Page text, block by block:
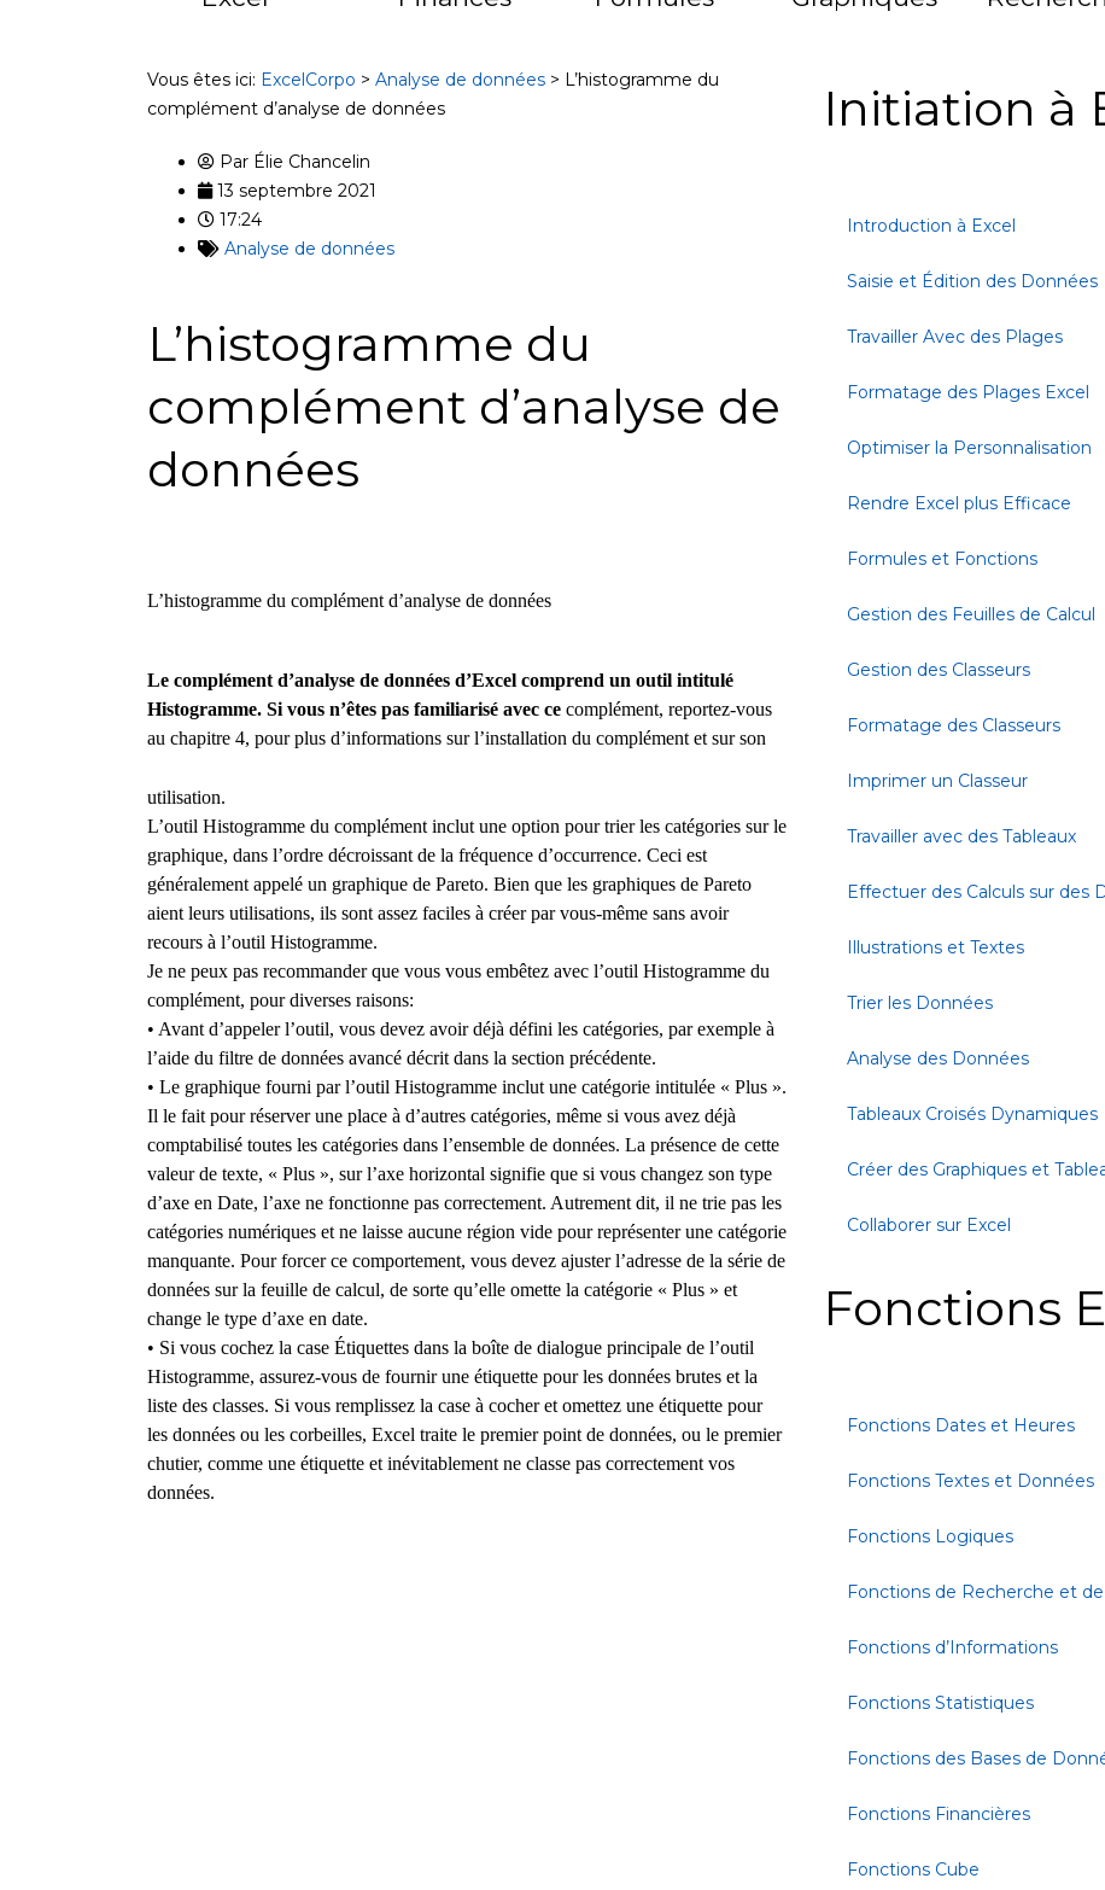
Vous êtes ici: ExcelCorpo > Analyse de données > L’histogramme du
complément d’analyse de données
Par Élie Chancelin
13 septembre 2021
17:24
Analyse de données
L’histogramme du
complément d’analyse de
données
L’histogramme du complément d’analyse de données
Le complément d’analyse de données d’Excel comprend un outil intitulé
Histogramme. Si vous n’êtes pas familiarisé avec ce complément, reportez-vous
au chapitre 4, pour plus d’informations sur l’installation du complément et sur son
utilisation.
L’outil Histogramme du complément inclut une option pour trier les catégories sur le
graphique, dans l’ordre décroissant de la fréquence d’occurrence. Ceci est
généralement appelé un graphique de Pareto. Bien que les graphiques de Pareto
aient leurs utilisations, ils sont assez faciles à créer par vous-même sans avoir
recours à l’outil Histogramme.
Je ne peux pas recommander que vous vous embêtez avec l’outil Histogramme du
complément, pour diverses raisons:
• Avant d’appeler l’outil, vous devez avoir déjà défini les catégories, par exemple à
l’aide du filtre de données avancé décrit dans la section précédente.
• Le graphique fourni par l’outil Histogramme inclut une catégorie intitulée « Plus ».
Il le fait pour réserver une place à d’autres catégories, même si vous avez déjà
comptabilisé toutes les catégories dans l’ensemble de données. La présence de cette
valeur de texte, « Plus », sur l’axe horizontal signifie que si vous changez son type
d’axe en Date, l’axe ne fonctionne pas correctement. Autrement dit, il ne trie pas les
catégories numériques et ne laisse aucune région vide pour représenter une catégorie
manquante. Pour forcer ce comportement, vous devez ajuster l’adresse de la série de
données sur la feuille de calcul, de sorte qu’elle omette la catégorie « Plus » et
change le type d’axe en date.
• Si vous cochez la case Étiquettes dans la boîte de dialogue principale de l’outil
Histogramme, assurez-vous de fournir une étiquette pour les données brutes et la
liste des classes. Si vous remplissez la case à cocher et omettez une étiquette pour
les données ou les corbeilles, Excel traite le premier point de données, ou le premier
chutier, comme une étiquette et inévitablement ne classe pas correctement vos
données.
Initiation à
Introduction à Excel
Saisie et Édition des Données
Travailler Avec des Plages
Formatage des Plages Excel
Optimiser la Personnalisation
Rendre Excel plus Efficace
Formules et Fonctions
Gestion des Feuilles de Calcul
Gestion des Classeurs
Formatage des Classeurs
Imprimer un Classeur
Travailler avec des Tableaux
Effectuer des Calculs sur des
Illustrations et Textes
Trier les Données
Analyse des Données
Tableaux Croisés Dynamiques
Créer des Graphiques et
Collaborer sur Excel
Fonctions
Fonctions Dates et Heures
Fonctions Textes et Données
Fonctions Logiques
Fonctions de Recherche et
Fonctions d’Informations
Fonctions Statistiques
Fonctions des Bases de
Fonctions Financières
Fonctions Cube